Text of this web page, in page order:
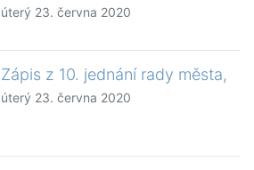
úterý 23. června 2020
Zápis z 10. jednání rady města,
úterý 23. června 2020